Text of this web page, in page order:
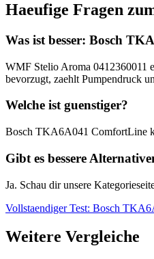
Haeufige Fragen
Was ist besser: Bosch
WMF Stelio Aroma 0412360011
bevorzugt, zaehlt Pumpendruck
Welche ist guenstiger?
Bosch TKA6A041 ComfortLine
Gibt es bessere
Ja. Schau dir unsere
Vollstaendiger Test: Bosch
Weitere Vergleiche